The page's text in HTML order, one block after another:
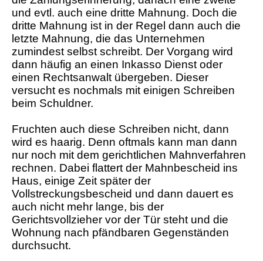
und evtl. auch eine dritte Mahnung. Doch die
dritte Mahnung ist in der Regel dann auch die
letzte Mahnung, die das Unternehmen
zumindest selbst schreibt. Der Vorgang wird
dann häufig an einen Inkasso Dienst oder
einen Rechtsanwalt übergeben. Dieser
versucht es nochmals mit einigen Schreiben
beim Schuldner.
Fruchten auch diese Schreiben nicht, dann
wird es haarig. Denn oftmals kann man dann
nur noch mit dem gerichtlichen Mahnverfahren
rechnen. Dabei flattert der Mahnbescheid ins
Haus, einige Zeit später der
Vollstreckungsbescheid und dann dauert es
auch nicht mehr lange, bis der
Gerichtsvollzieher vor der Tür steht und die
Wohnung nach pfändbaren Gegenständen
durchsucht.